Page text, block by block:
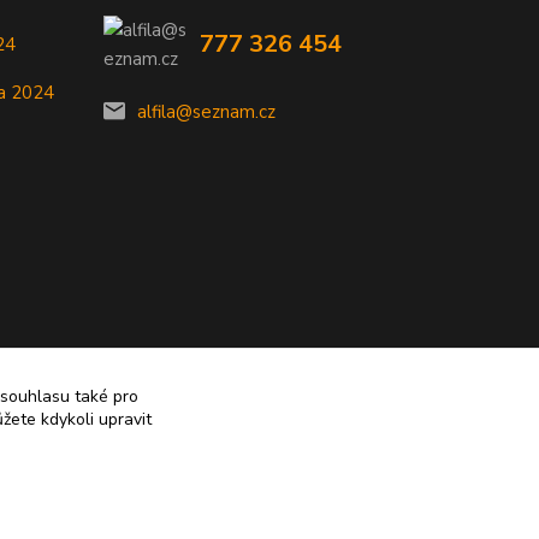
2024
777 326 454
alfila@seznam.cz
také pro
kdykoli upravit